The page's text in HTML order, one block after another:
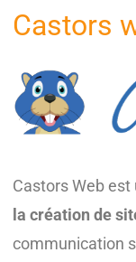
Castors
Castors Web est
la création de
communication